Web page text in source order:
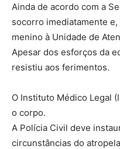
Ainda de acordo com a
socorro imediatamente
menino à Unidade de
Apesar dos esforços da
resistiu aos ferimentos.
O Instituto Médico Legal
o corpo.
A Polícia Civil deve
circunstâncias do